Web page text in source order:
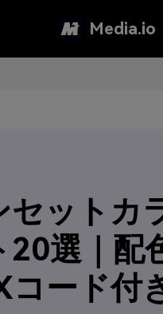
Media.io
セットカ
20選｜配
コード付